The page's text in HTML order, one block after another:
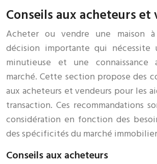
Conseils aux acheteurs et
Acheter ou vendre une maison
décision importante qui nécessite
minutieuse et une connaissance
marché. Cette section propose des
aux acheteurs et vendeurs pour les
transaction. Ces recommandations
considération en fonction des
des spécificités du marché
Conseils aux acheteurs